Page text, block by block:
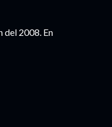
del 2008. En